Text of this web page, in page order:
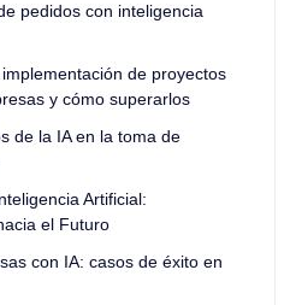
pedidos con inteligencia
de proyectos
y cómo superarlos
de la IA en la toma de
Artificial:
el Futuro
con IA: casos de éxito en